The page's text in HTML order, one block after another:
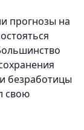
прогнозы на
безработицы
свою